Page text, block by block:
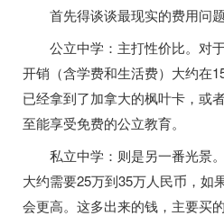
首先得谈谈最现实的费用问题
公立中学：主打性价比。对
开销（含学费和生活费）大约在
已经拿到了加拿大的枫叶卡，或
至能享受免费的公立教育。
私立中学：则是另一番光景
大约需要25万到35万人民币，如
会更高。这多出来的钱，主要买